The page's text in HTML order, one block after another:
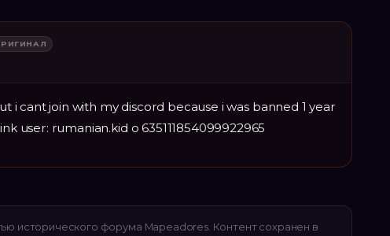
i cant join with my discord because i was banned 1 year
user: rumanian.kid o 635111854099922965
исторического форума Mapeadores. Контент сохранен в